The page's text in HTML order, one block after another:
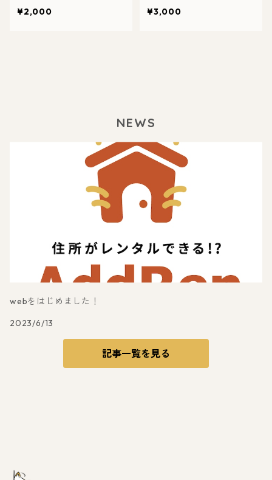
¥2,000
¥3,000
NEWS
webをはじめました！
2023/6/13
記事一覧を見る